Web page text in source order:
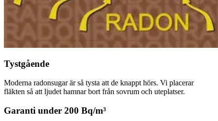
Tystgående
Moderna radonsugar är så tysta att de knappt hörs. Vi placerar
fläkten så att ljudet hamnar bort från sovrum och uteplatser.
Garanti under 200 Bq/m³